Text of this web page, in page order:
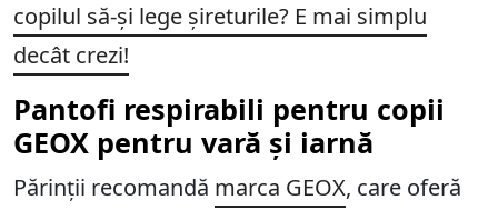
copilul să-și lege șireturile? E mai simplu
decât crezi!
Pantofi respirabili pentru copii
GEOX pentru vară și iarnă
Părinții recomandă marca GEOX, care oferă